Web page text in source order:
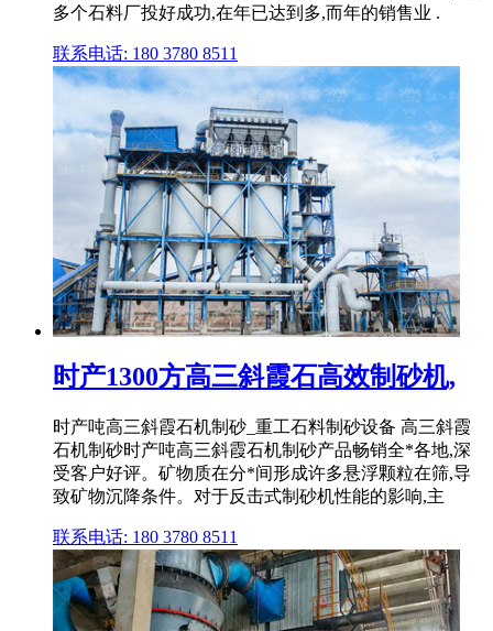
多个石料厂投好成功,在年已达到多,而年的销售业 .
联系电话: 180 3780 8511
时产1300方高三斜霞石高效制砂机,
时产吨高三斜霞石机制砂_重工石料制砂设备 高三斜霞
石机制砂时产吨高三斜霞石机制砂产品畅销全*各地,深
受客户好评。矿物质在分*间形成许多悬浮颗粒在筛,导
致矿物沉降条件。对于反击式制砂机性能的影响,主
联系电话: 180 3780 8511